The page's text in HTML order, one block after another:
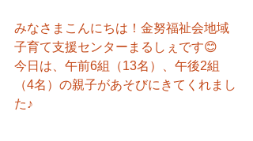
みなさまこんにちは！金努福祉会地域
子育て支援センターまるしぇです😊
今日は、午前6組（13名）、午後2組
（4名）の親子があそびにきてくれまし
た♪